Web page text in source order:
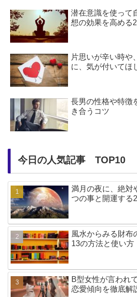
潜在意識を使って
想の効果を高める
片思いが辛い時や
に、気が付いてほ
長男の性格や特徴
き合うコツ
今日の人気記事 TOP10
満月の夜に、絶対
つの事と開運する
風水からみる財布
13の方法と使い方
B型女性が言われ
恋愛傾向を徹底解